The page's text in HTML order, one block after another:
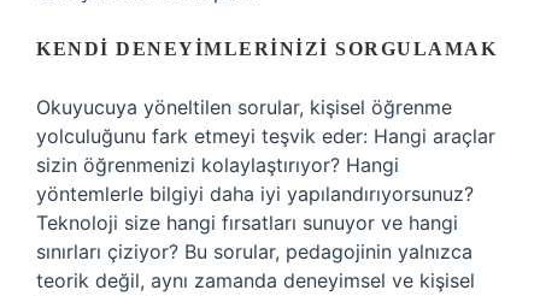
KENDI DENEYIMLERINIZI SORGULAMAK
Okuyucuya yöneltilen sorular, kişisel öğrenme
yolculuğunu fark etmeyi teşvik eder: Hangi araçlar
sizin öğrenmenizi kolaylaştırıyor? Hangi
yöntemlerle bilgiyi daha iyi yapılandırıyorsunuz?
Teknoloji size hangi fırsatları sunuyor ve hangi
sınırları çiziyor? Bu sorular, pedagojinin yalnızca
teorik değil, aynı zamanda deneyimsel ve kişisel